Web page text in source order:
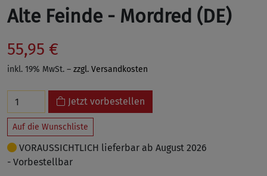
Alte Feinde - Mordred (DE)
55,95 €
inkl. 19% MwSt. – zzgl. Versandkosten
Jetzt vorbestellen
Auf die Wunschliste
VORAUSSICHTLICH lieferbar ab August 2026
- Vorbestellbar